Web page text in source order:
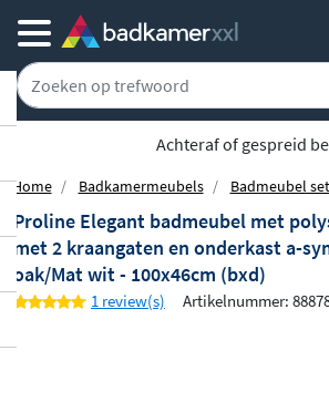
Achteraf of gespreid
Home Badkamermeubels Badmeubel
Proline Elegant badmeubel met
met 2 kraangaten en onderkast a-
oak/Mat wit - 100x46cm (bxd)
1 review(s) Artikelnummer: